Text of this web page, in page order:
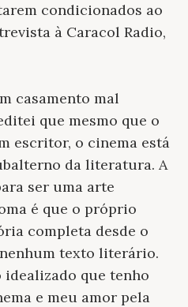
condicionados ao
à Caracol Radio,
casamento mal
que mesmo que o
escritor, o cinema está
da literatura. A
ser uma arte
é que o próprio
completa desde o
texto literário.
idealizado que tenho
e meu amor pela